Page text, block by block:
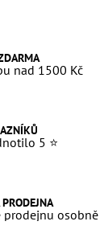
nad 1500 Kč
5 ⭐
prodejnu osobně